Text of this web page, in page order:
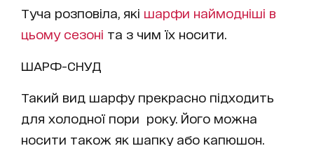
Туча розповіла, які шарфи наймодніші в
цьому сезоні та з чим їх носити.
ШАРФ-СНУД
Такий вид шарфу прекрасно підходить
для холодної пори року. Його можна
носити також як шапку або капюшон.